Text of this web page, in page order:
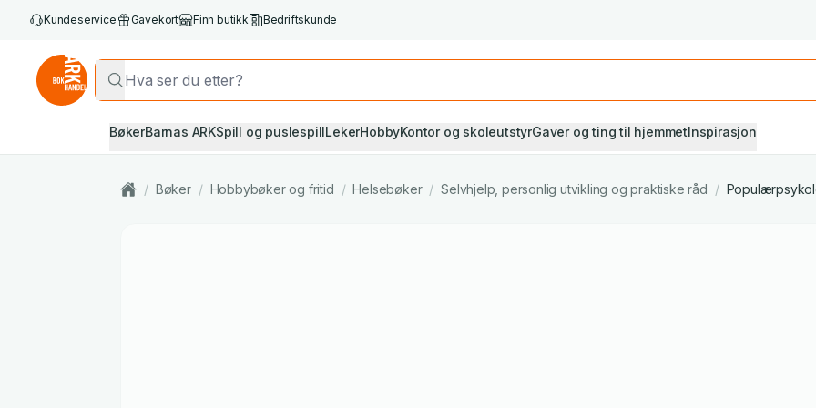
Kundeservice Gavekort Finn butikk Bedriftskunde
BøkerBarnas ARKSpill og puslespillLekerHobbyKontor og skoleutstyrGaver og ting til hjemmetInspirasjon
/ Bøker / Hobbybøker og fritid / Helsebøker / Selvhjelp, personlig utvikling og praktiske råd /